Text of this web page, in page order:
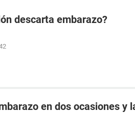
descarta embarazo?
en dos ocasiones y